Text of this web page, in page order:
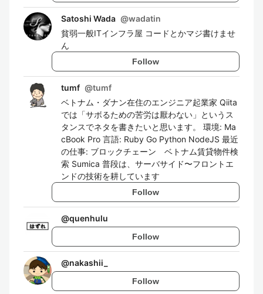
Satoshi Wada @wadatin
貧弱一般ITインフラ屋 コードとかマジ書けませ
ん
Follow
tumf @tumf
ベトナム・ダナン在住のエンジニア起業家 Qiita
では「サボるための苦労は厭わない」というス
タンスでネタを書きたいと思います。 環境: Ma
cBook Pro 言語: Ruby Go Python NodeJS 最近
の仕事: ブロックチェーン ベトナム賃貸物件検
索 Sumica 普段は、サーバサイド〜フロントエ
ンドの技術を耕しています
Follow
@quenhulu
Follow
@nakashii_
Follow